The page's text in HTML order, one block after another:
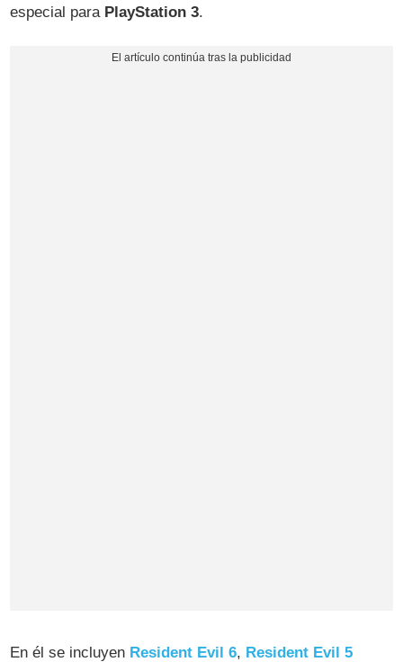
especial para PlayStation 3.
En él se incluyen Resident Evil 6, Resident Evil 5